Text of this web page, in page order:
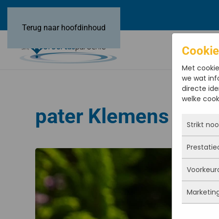
Terug naar hoofdinhoud
pater Klemens
Met
we wat
directe
welke
Strikt
Deze
actief
iets
Je kunt
maar
Met
deze
Deze